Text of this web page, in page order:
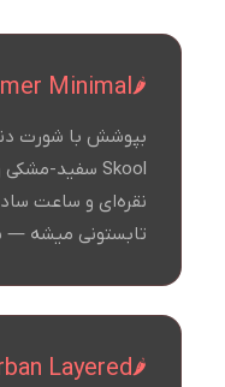
Minimal
تابستونی میشه —
Layered